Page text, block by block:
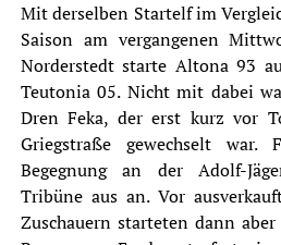
Mit derselben Startelf im
Saison am vergangenen
Norderstedt starte Altona 93
Teutonia 05. Nicht mit dabei
Dren Feka, der erst kurz vor
Griegstraße gewechselt war.
Begegnung an der Adolf-
Tribüne aus an. Vor
Zuschauern starteten dann